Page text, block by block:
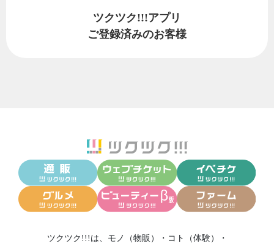
ツクツク!!!アプリ
ご登録済みのお客様
ツクツク!!!は、 モノ（物販） ・ コト（体験）
・